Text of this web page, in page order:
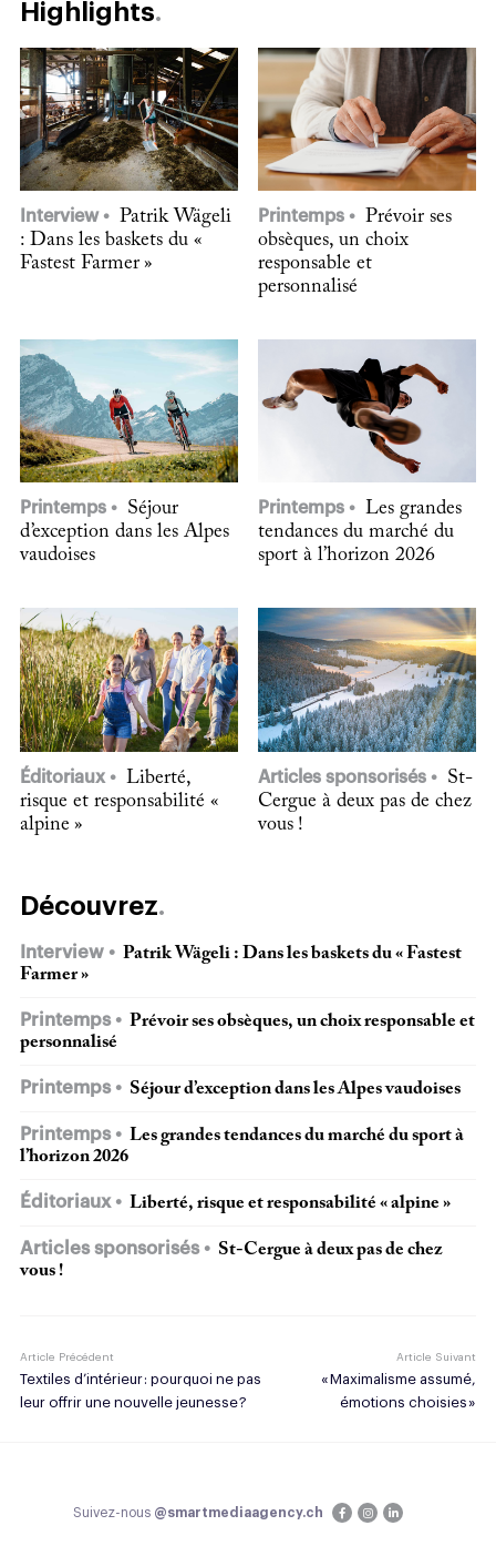
Highlights
Interview
Patrik Wägeli
: Dans les baskets du «
Fastest Farmer »
Printemps
Prévoir ses
obsèques, un choix
responsable et
personnalisé
Printemps
Séjour
d’exception dans les Alpes
vaudoises
Printemps
Les grandes
tendances du marché du
sport à l’horizon 2026
Éditoriaux
Liberté,
risque et responsabilité «
alpine »
Articles sponsorisés
St-
Cergue à deux pas de chez
vous !
Découvrez
Interview
Patrik Wägeli : Dans les baskets du « Fastest
Farmer »
Printemps
Prévoir ses obsèques, un choix responsable et
personnalisé
Printemps Séjour d’exception dans les Alpes vaudoises
Printemps
Les grandes tendances du marché du sport à
l’horizon 2026
Éditoriaux Liberté, risque et responsabilité « alpine »
Articles sponsorisés
St-Cergue à deux pas de chez
vous !
Article Précédent
Textiles d’intérieur : pourquoi ne pas
leur offrir une nouvelle jeunesse ?
Article Suivant
« Maximalisme assumé,
émotions choisies »
Suivez-nous @smartmediaagency.ch